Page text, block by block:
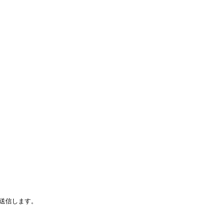
します。